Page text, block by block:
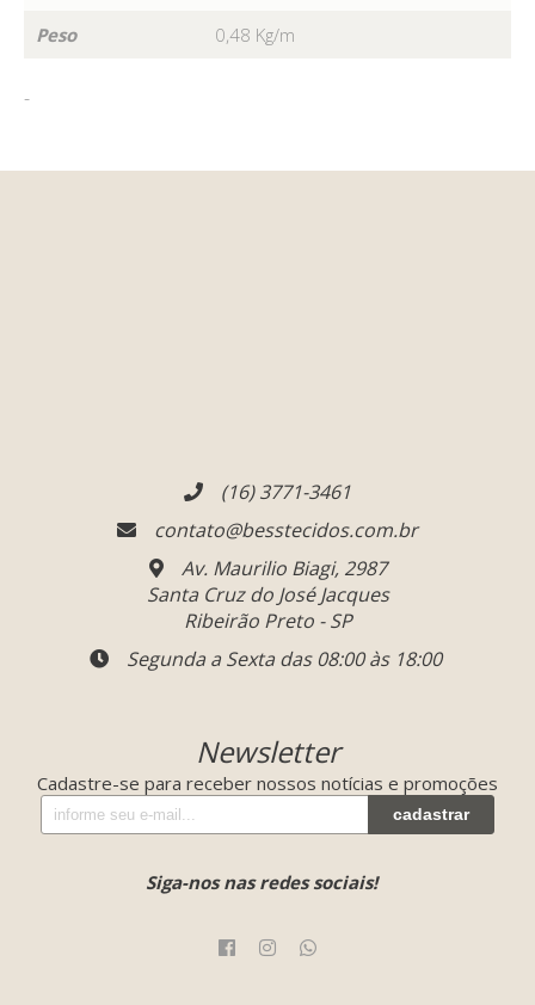
Peso 0,48 Kg/m
-
(16) 3771-3461
contato@besstecidos.com.br
Av. Maurilio Biagi, 2987
Santa Cruz do José Jacques
Ribeirão Preto - SP
Segunda a Sexta das 08:00 às 18:00
Newsletter
Cadastre-se para receber nossos notícias e promoções
cadastrar
Siga-nos nas redes sociais!